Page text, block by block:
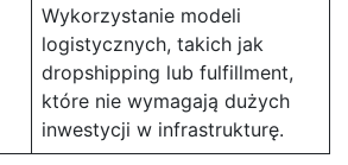
Wykorzystanie modeli
logistycznych, takich jak
dropshipping lub fulfillment,
które nie wymagają dużych
inwestycji w infrastrukturę.